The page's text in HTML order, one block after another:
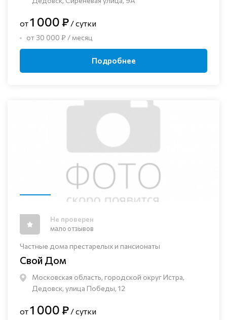
от1 000 ₽ / сутки
от 30 000 ₽ / месяц
Подробнее
Частные дома престарелых и пансионаты
Свой Дом
Московская область, городской округ Истра,
Дедовск, улица Победы, 12
Не проверен
мало отзывов
от1 000 ₽ / сутки